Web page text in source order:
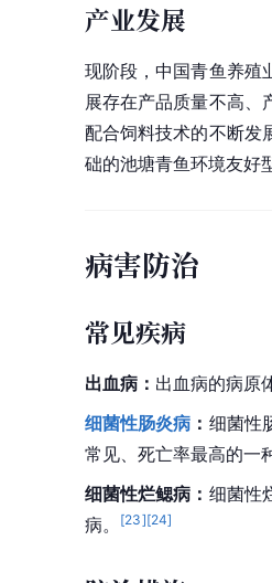
产业发展
现阶段，中国青鱼养殖
展存在产品质量不高、
配合饲料技术的不断发
础的池塘青鱼环境友好
病害防治
常见疾病
出血病 ： 出血病的病原
细菌性肠炎病 ： 细菌性
常见、死亡率最高的一
细菌性烂鳃病 ： 细菌性
病。
[23][24]